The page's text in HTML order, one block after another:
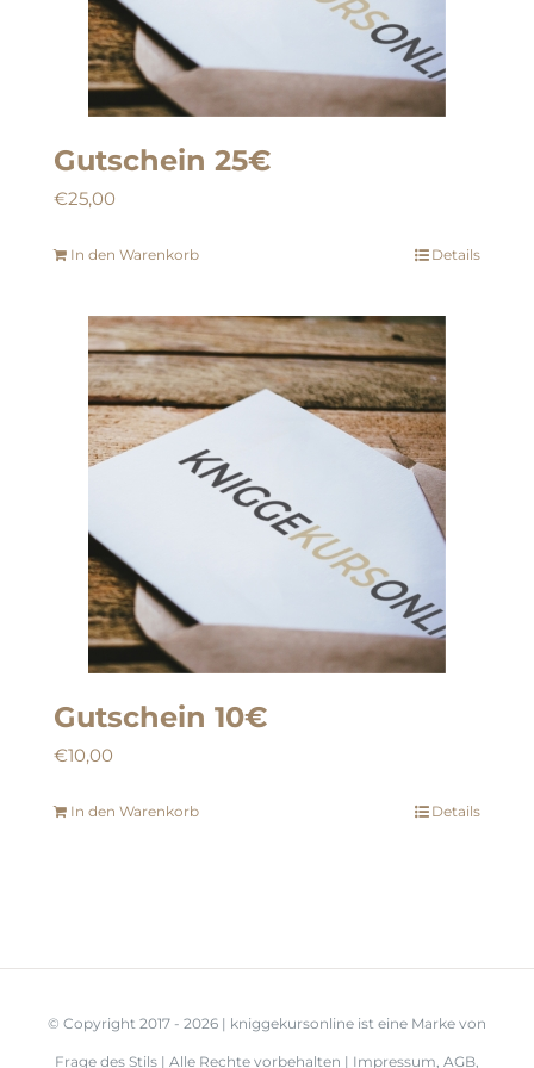
Gutschein 25€
€25,00
In den Warenkorb Details
Gutschein 10€
€10,00
In den Warenkorb Details
© Copyright 2017 - 2026 | kniggekursonline ist eine Marke von
Frage des Stils | Alle Rechte vorbehalten | Impressum, AGB,